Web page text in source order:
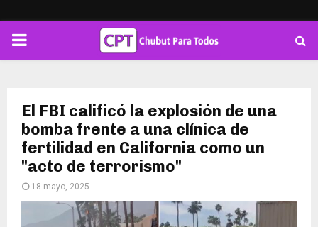
PRIMARY
El FBI calificó la explosión de una
bomba frente a una clínica de
fertilidad en California como un
"acto de terrorismo"
18 mayo, 2025